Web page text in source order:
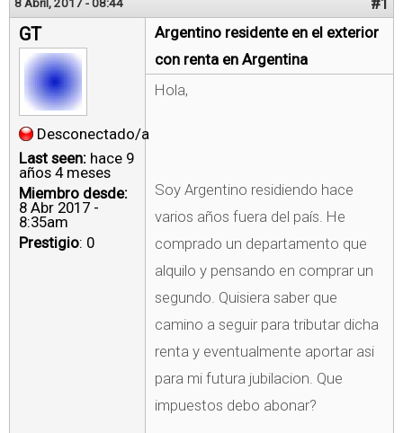
8 Abril, 2017 - 08:44 #1
GT
Desconectado/a
Last seen: hace 9
años 4 meses
Miembro desde:
8 Abr 2017 -
8:35am
Prestigio: 0
Argentino residente en el exterior
con renta en Argentina
Hola,
Soy Argentino residiendo hace
varios años fuera del país. He
comprado un departamento que
alquilo y pensando en comprar un
segundo. Quisiera saber que
camino a seguir para tributar dicha
renta y eventualmente aportar asi
para mi futura jubilacion. Que
impuestos debo abonar?